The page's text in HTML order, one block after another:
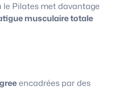
le Pilates met davantage
musculaire totale
encadrées par des